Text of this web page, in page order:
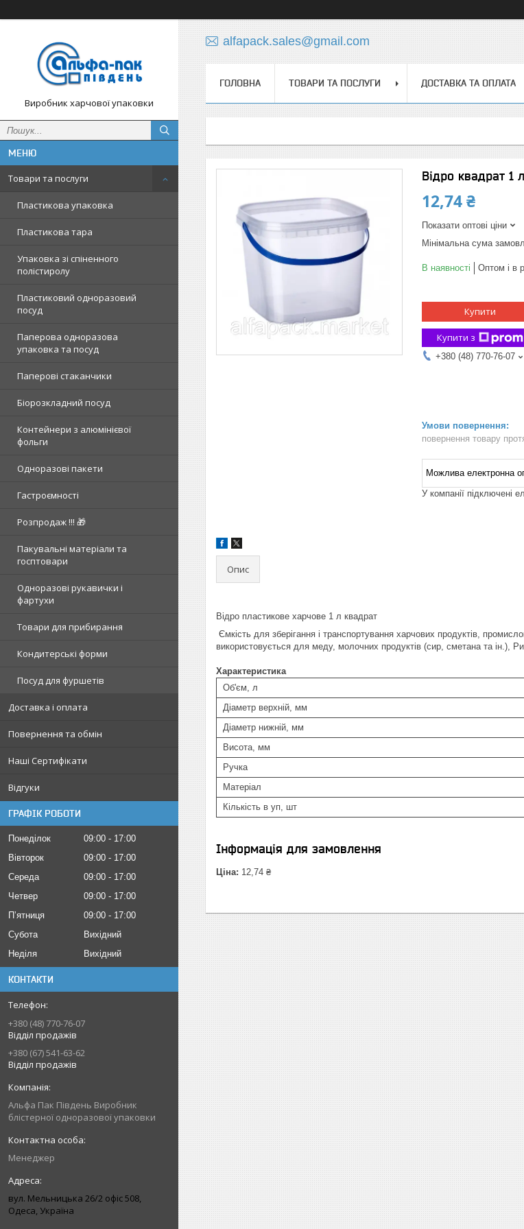
Виробник харчової упаковки
Товари та послуги
Пластикова упаковка
Пластикова тара
Упаковка зі спіненного
полістиролу
Пластиковий одноразовий
посуд
Паперова одноразова
упаковка та посуд
Паперові стаканчики
Біорозкладний посуд
Контейнери з алюмінієвої
фольги
Одноразові пакети
Гастроємності
Розпродаж !!! 🎁
Пакувальні матеріали та
госптовари
Одноразові рукавички і
фартухи
Товари для прибирання
Кондитерські форми
Посуд для фуршетів
Доставка і оплата
Повернення та обмін
Наші Сертифікати
Відгуки
ГРАФІК РОБОТИ
Понеділок 09:00
17:00
Вівторок
09:00
17:00
Середа
09:00
17:00
Четвер
09:00
17:00
Пʼятниця
09:00
17:00
Субота
Вихідний
Неділя
Вихідний
КОНТАКТИ
+380 (48) 770-76-07
Відділ продажів
+380 (67) 541-63-62
Відділ продажів
Альфа Пак Південь Виробник
блістерної одноразової упаковки
Менеджер
вул. Мельницька 26/2 офіс 508,
Одеса, Україна
alfapack.sales@gmail.com
ГОЛОВНА ТОВАРИ ТА ПОСЛУГИ ДОСТАВКА ТА ОПЛАТА
Відро квадрат 1
12,74 ₴
Показати оптові ціни
Мінімальна сума
В наявності Оптом і в
Купити
Купити з
+380 (48) 770-76-07
повернення товару
У компанії підключені
Опис
Відро пластикове харчове 1 л квадрат
Ємкість для зберігання і транспортування харчових продуктів,
використовується для меду, молочних продуктів (сир, сметана та ін.),
Характеристика
Об'єм, л
Діаметр верхній, мм
Діаметр нижній, мм
Висота, мм
Ручка
Матеріал
Кількість в уп, шт
Інформація для замовлення
Ціна: 12,74 ₴